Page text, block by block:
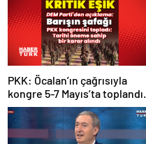
PKK: Öcalan’ın çağrısıyla
kongre 5-7 Mayıs’ta toplandı!
Tarihi bir karar alındı!